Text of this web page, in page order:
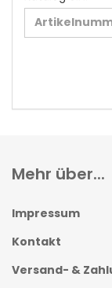
SIE
DIE
EIN.
Mehr über...
Impressum
Kontakt
Versand- &